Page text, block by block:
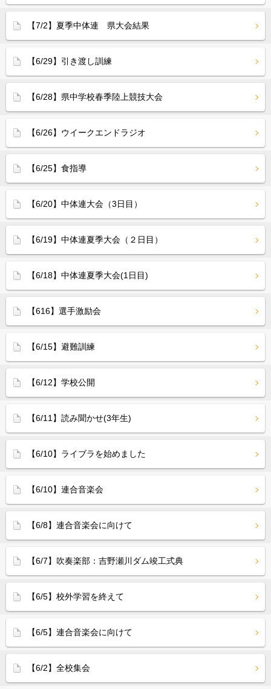
【7/2】夏季中体連 県大会結果
【6/29】引き渡し訓練
【6/28】県中学校春季陸上競技大会
【6/26】ウイークエンドラジオ
【6/25】食指導
【6/20】中体連大会（3日目）
【6/19】中体連夏季大会（２日目）
【6/18】中体連夏季大会(1日目)
【616】選手激励会
【6/15】避難訓練
【6/12】学校公開
【6/11】読み聞かせ(3年生)
【6/10】ライブラを始めました
【6/10】連合音楽会
【6/8】連合音楽会に向けて
【6/7】吹奏楽部：吉野瀬川ダム竣工式典
【6/5】校外学習を終えて
【6/5】連合音楽会に向けて
【6/2】全校集会